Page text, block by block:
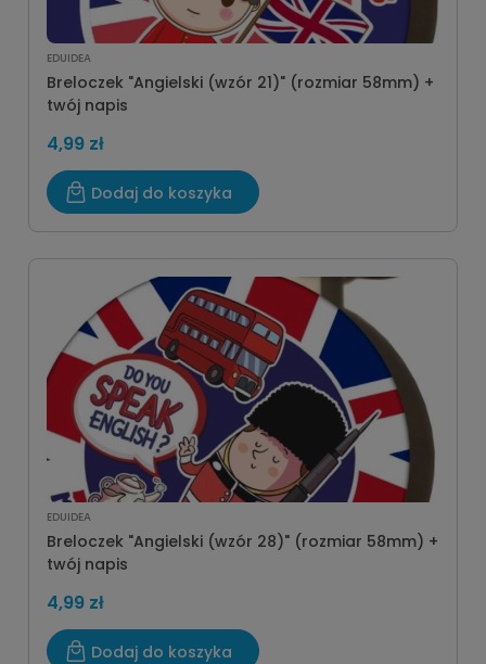
EDUIDEA
Breloczek "Angielski (wzór 21)" (rozmiar 58mm) +
twój napis
4,99 zł
Dodaj do koszyka
EDUIDEA
Breloczek "Angielski (wzór 28)" (rozmiar 58mm) +
twój napis
4,99 zł
Dodaj do koszyka